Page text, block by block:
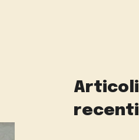
Articoli
recenti